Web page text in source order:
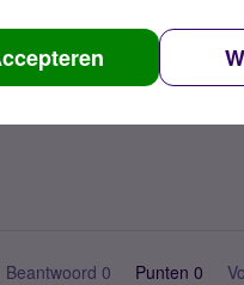
Beantwoord 0 Punten 0